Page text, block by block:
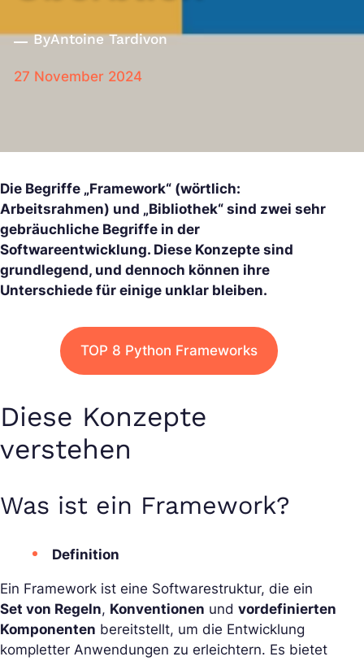
ByAntoine Tardivon
27 November 2024
Die Begriffe „Framework“ (wörtlich:
Arbeitsrahmen) und „Bibliothek“ sind zwei sehr
gebräuchliche Begriffe in der
Softwareentwicklung. Diese Konzepte sind
grundlegend, und dennoch können ihre
Unterschiede für einige unklar bleiben.
TOP 8 Python Frameworks
Diese Konzepte
verstehen
Was ist ein Framework?
Definition
Ein Framework ist eine Softwarestruktur, die ein
Set von Regeln, Konventionen und vordefinierten
Komponenten bereitstellt, um die Entwicklung
kompletter Anwendungen zu erleichtern. Es bietet